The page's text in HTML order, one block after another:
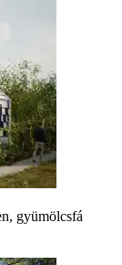
gyümölcsfá